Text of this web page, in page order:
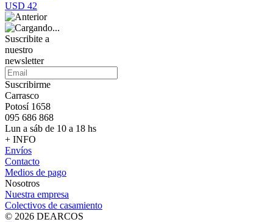
USD 42
Suscribite a
nuestro
newsletter
Suscribirme
Carrasco
Potosí 1658
095 686 868
Lun a sáb de 10 a 18 hs
+ INFO
Envíos
Contacto
Medios de pago
Nosotros
Nuestra empresa
Colectivos de casamiento
© 2026 DEARCOS